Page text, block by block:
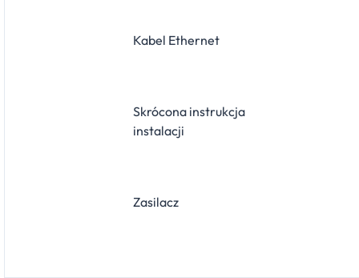
Kabel Ethernet
Skrócona instrukcja
instalacji
Zasilacz